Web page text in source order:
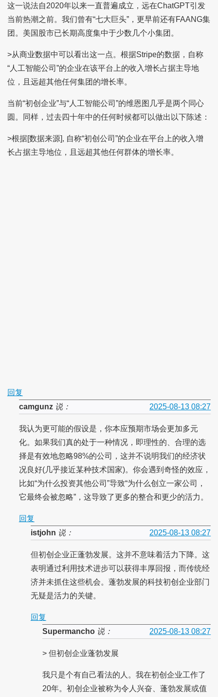
这一说法自2020年以来一直普遍成立，远在ChatGPT引发
当前热潮之前。我们曾有“七大巨头”，更早前还有FAANG集
团。美国股市已长期高度集中于少数几个小集团。
>从商业数据中可以看出这一点。根据Stripe的数据，自称
“人工智能公司”的企业在该平台上的收入增长占据主导地
位，且远超其他任何集团的增长率。
当前“初创企业”与“人工智能公司”的维恩图几乎是两个同心
圆。同样，过去四十年中的任何时候都可以做出以下陈述：
>根据[数据来源], 自称“初创公司”的企业在平台上的收入增
长占据主导地位，且远超其他任何群体的增长率。
回复
camgunz说： 2025-08-13 08:27
我认为更可能的假设是，你本应预期市场会更加多元
化。如果我们真的处于一种情况，即理性的、合理的选
择是有效地忽略98%的公司，这并不说明我们的经济状
况良好(几乎接近某种技术国家)。你会遇到奇怪的效应，
比如“为什么投资其他公司”导致“为什么创立一家公司，
它最终会被忽略”，这导致了更多的整合和更少的活力。
回复
istjohn 说： 2025-08-13 08:27
但初创企业正蓬勃发展。这并不意味着活力下降。这
表明通过利用技术进步可以获得丰厚回报，而传统经
济并未抓住这些机会。蓬勃发展的科技初创企业部门
无疑是活力的关键。
回复
Supermancho说： 2025-08-13 08:27
> 但初创企业蓬勃发展
我只是个有自己看法的人。我在初创企业工作了
20年。初创企业被称为令人兴奋、蓬勃发展或值